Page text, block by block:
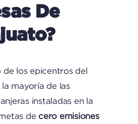
De
de los epicentros del
mayoría de las
instaladas en la
de cero emisiones